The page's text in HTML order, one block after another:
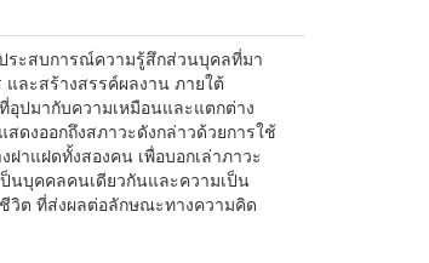
ระสบการณ์ความรู้สึกส่วนบุคลที่มา
ละสร้างสรรค์ผลงาน ภายใต้
ปมากับความเหมือนและแตกต่าง
ดงออกถึงสภาวะดังกล่าวด้วยการใช้
าแฝดทั้งสองคน เพื่อบอกเล่าภาวะ
นบุคคลคนเดียวกันและความเป็น
วิต ที่ส่งผลต่อลักษณะทางความคิด